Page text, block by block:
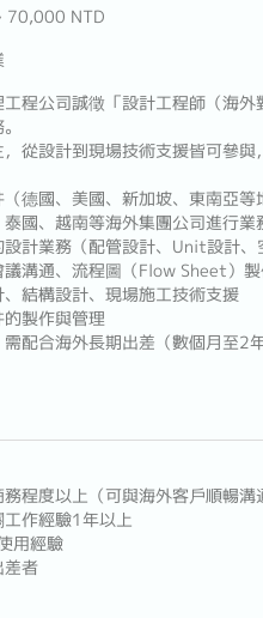
70,000 NTD
工程公司誠徵「設計工程師（海
從設計到現場技術支援皆可參與
（德國、美國、新加坡、東南亞
泰國、越南等海外集團公司進行業
設計業務（配管設計、Unit設計、
議溝通、流程圖（Flow Sheet）
、結構設計、現場施工技術支援
的製作與管理
需配合海外長期出差（數個月至2
務程度以上（可與海外客戶順暢溝
工作經驗1年以上
用經驗
差者